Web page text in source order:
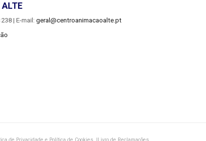
| E-mail: geral@centroanimacaoalte.pt